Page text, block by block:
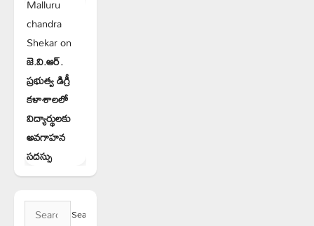
Malluru
chandra
Shekaron
జె.వి.ఆర్.
ప్రభుత్వ డిగ్రీ
కళాశాలలో
విద్యార్థులకు
అవగాహన
సదస్సు
Search